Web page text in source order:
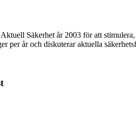
Säkerhet år 2003 för att
per år och diskuterar aktuella